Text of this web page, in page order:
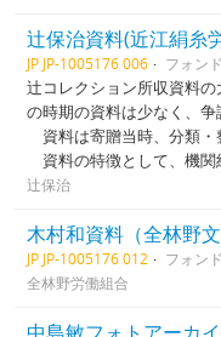
辻保治資料(近江絹糸
JP JP-1005176 006 フォンド
辻コレクション所収資料
の時期の資料は少なく、
資料は寄贈当時、分類・
資料の特徴として、機関
辻保治
木村和資料（全林野文
JP JP-1005176 012 フォンド
全林野労働組合